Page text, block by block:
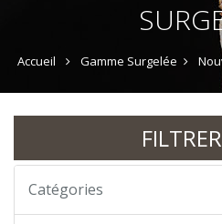
Accueil Gamme Surgelée
Catégories